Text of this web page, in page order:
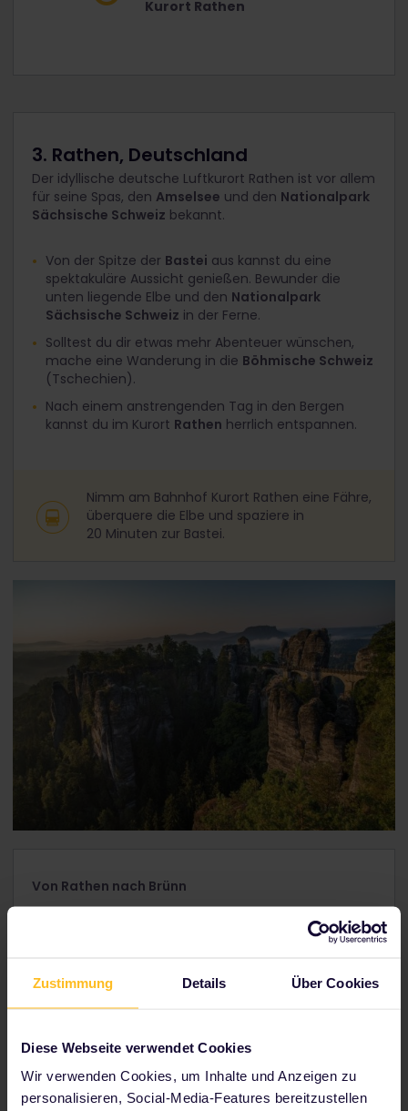
Zustimmung Details Über Cookies
Diese Webseite verwendet Cookies
Wir verwenden Cookies, um Inhalte und Anzeigen zu
personalisieren, Social-Media-Features bereitzustellen
Kurort Rathen
3. Rathen, Deutschland
Der idyllische deutsche Luftkurort Rathen ist vor allem
für seine Spas, den Amselsee und den Nationalpark
Sächsische Schweiz bekannt.
Von der Spitze der Bastei aus kannst du eine
spektakuläre Aussicht genießen. Bewunder die
unten liegende Elbe und den Nationalpark
Sächsische Schweiz in der Ferne.
Solltest du dir etwas mehr Abenteuer wünschen,
mache eine Wanderung in die Böhmische Schweiz
(Tschechien).
Nach einem anstrengenden Tag in den Bergen
kannst du im Kurort Rathen herrlich entspannen.
Nimm am Bahnhof Kurort Rathen eine Fähre,
überquere die Elbe und spaziere in
20 Minuten zur Bastei.
Von Rathen nach Brünn
Reservierung
erforderlich:
Rathen, Germany